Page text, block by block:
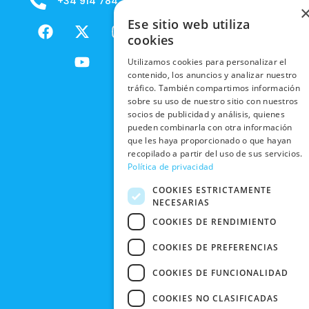
F
a
X
-
t
w
m
Y
o
u
t
NUESTOS
PRODUCTOS
SOCIAL
TRABAJA
CON
NOSOTROS
NUESTRAS
TIENDAS
FRIDAY
CONTACTO
NACIONALES
INTERNACIONALES
RECOGIDA
EN TIENDA
DEVOLUCIONES
Y CAMBIOS
CANCELAR
POLÍTICAS
PRIVACIDAD
EN RRSS
POLÍTICA DE
PRIVACIDAD
CONDICIONES
DE COMPRA
Ese sitio web utiliza
cookies
Utilizamos cookies para personalizar el
contenido, los anuncios y analizar nuestro
tráfico. También compartimos información
sobre su uso de nuestro sitio con nuestros
socios de publicidad y análisis, quienes
pueden combinarla con otra información
que les haya proporcionado o que hayan
recopilado a partir del uso de sus servicios.
Política de privacidad
COOKIES ESTRICTAMENTE
NECESARIAS
COOKIES DE RENDIMIENTO
COOKIES DE PREFERENCIAS
COOKIES DE FUNCIONALIDAD
COOKIES NO CLASIFICADAS